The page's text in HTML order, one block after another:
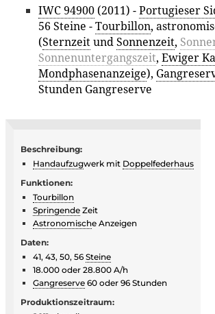
IWC 94900 (2011) -Portugieser
56 Steine -Tourbillon,
(SternzeitundSonnenzeit,
Sonnenuntergangszeit, Ewiger
Mondphasenanzeige),
Stunden Gangreserve
Beschreibung:
Handaufzugwerk mit Doppelfederhaus
Funktionen:
Tourbillon
Springende Zeit
Astronomische Anzeigen
Daten:
41, 43, 50, 56 Steine
18.000 oder 28.800 A/h
Gangreserve 60 oder 96 Stunden
Produktionszeitraum: